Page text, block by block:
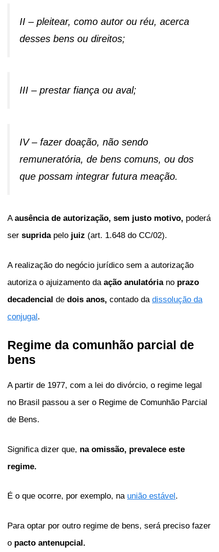
II – pleitear, como autor ou réu, acerca
desses bens ou direitos;
III – prestar fiança ou aval;
IV – fazer doação, não sendo
remuneratória, de bens comuns, ou dos
que possam integrar futura meação.
Aausência de autorização, sem justo motivo, poderá
ser suprida pelo juiz (art. 1.648 do CC/02).
A realização do negócio jurídico sem a autorização
autoriza o ajuizamento da ação anulatória no prazo
decadencial de dois anos, contado da dissolução da
conjugal.
Regime da comunhão parcial de
bens
A partir de 1977, com a lei do divórcio, o regime legal
no Brasil passou a ser o Regime de Comunhão Parcial
de Bens.
Significa dizer que, na omissão, prevalece este
regime.
É o que ocorre, por exemplo, na união estável .
Para optar por outro regime de bens, será preciso fazer
o pacto antenupcial.